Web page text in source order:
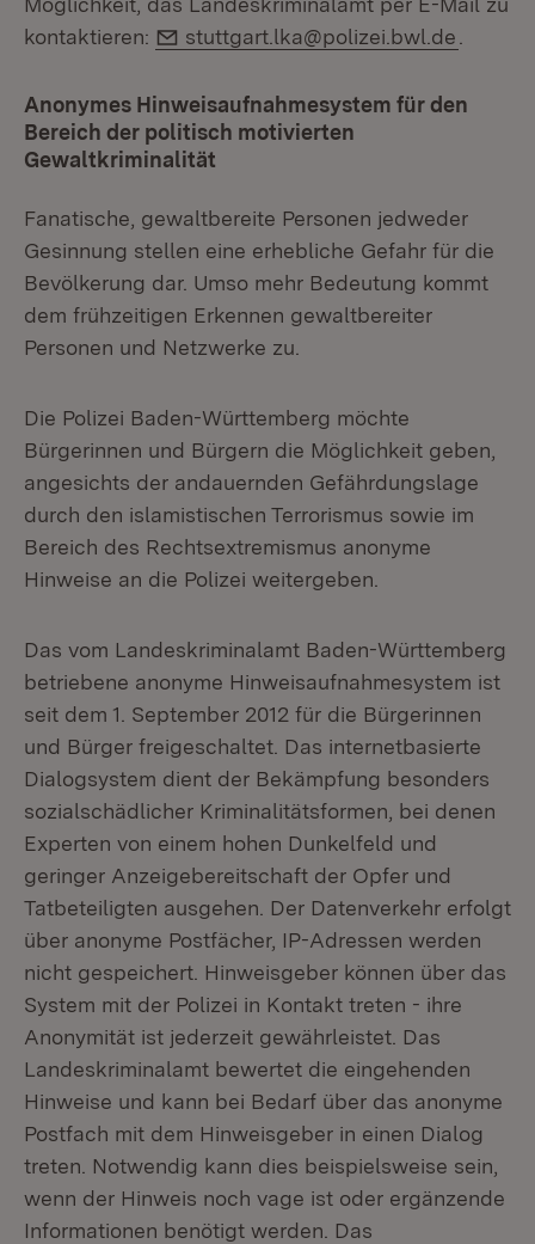
kontaktieren:
E-Mail:
stuttgart.lka@polizei.bwl.de
Anonymes Hinweisaufnahmesystem für den
Bereich der politisch motivierten
Gewaltkriminalität
Fanatische, gewaltbereite Personen jedweder
Gesinnung stellen eine erhebliche Gefahr für die
Bevölkerung dar. Umso mehr Bedeutung kommt
dem frühzeitigen Erkennen gewaltbereiter
Personen und Netzwerke zu.
Die Polizei Baden-Württemberg möchte
Bürgerinnen und Bürgern die Möglichkeit geben,
angesichts der andauernden Gefährdungslage
durch den islamistischen Terrorismus sowie im
Bereich des Rechtsextremismus anonyme
Hinweise an die Polizei weitergeben.
Das vom Landeskriminalamt Baden-Württemberg
betriebene anonyme Hinweisaufnahmesystem ist
seit dem 1. September 2012 für die Bürgerinnen
und Bürger freigeschaltet. Das internetbasierte
Dialogsystem dient der Bekämpfung besonders
sozialschädlicher Kriminalitätsformen, bei denen
Experten von einem hohen Dunkelfeld und
geringer Anzeigebereitschaft der Opfer und
Tatbeteiligten ausgehen. Der Datenverkehr erfolgt
über anonyme Postfächer, IP-Adressen werden
nicht gespeichert. Hinweisgeber können über das
System mit der Polizei in Kontakt treten - ihre
Anonymität ist jederzeit gewährleistet. Das
Landeskriminalamt bewertet die eingehenden
Hinweise und kann bei Bedarf über das anonyme
Postfach mit dem Hinweisgeber in einen Dialog
treten. Notwendig kann dies beispielsweise sein,
wenn der Hinweis noch vage ist oder ergänzende
Informationen benötigt werden. Das